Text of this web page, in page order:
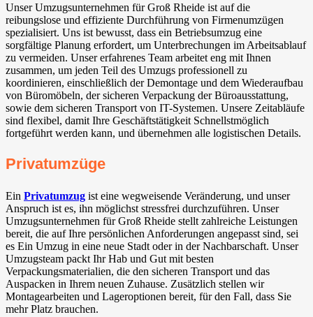
Unser Umzugsunternehmen für Groß Rheide ist auf die
reibungslose und effiziente Durchführung von Firmenumzügen
spezialisiert. Uns ist bewusst, dass ein Betriebsumzug eine
sorgfältige Planung erfordert, um Unterbrechungen im Arbeitsablauf
zu vermeiden. Unser erfahrenes Team arbeitet eng mit Ihnen
zusammen, um jeden Teil des Umzugs professionell zu
koordinieren, einschließlich der Demontage und dem Wiederaufbau
von Büromöbeln, der sicheren Verpackung der Büroausstattung,
sowie dem sicheren Transport von IT-Systemen. Unsere Zeitabläufe
sind flexibel, damit Ihre Geschäftstätigkeit Schnellstmöglich
fortgeführt werden kann, und übernehmen alle logistischen Details.
Privatumzüge
Ein Privatumzug ist eine wegweisende Veränderung, und unser
Anspruch ist es, ihn möglichst stressfrei durchzuführen. Unser
Umzugsunternehmen für Groß Rheide stellt zahlreiche Leistungen
bereit, die auf Ihre persönlichen Anforderungen angepasst sind, sei
es Ein Umzug in eine neue Stadt oder in der Nachbarschaft. Unser
Umzugsteam packt Ihr Hab und Gut mit besten
Verpackungsmaterialien, die den sicheren Transport und das
Auspacken in Ihrem neuen Zuhause. Zusätzlich stellen wir
Montagearbeiten und Lageroptionen bereit, für den Fall, dass Sie
mehr Platz brauchen.